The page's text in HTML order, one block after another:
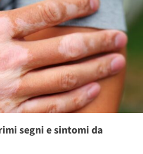
segni e sintomi da